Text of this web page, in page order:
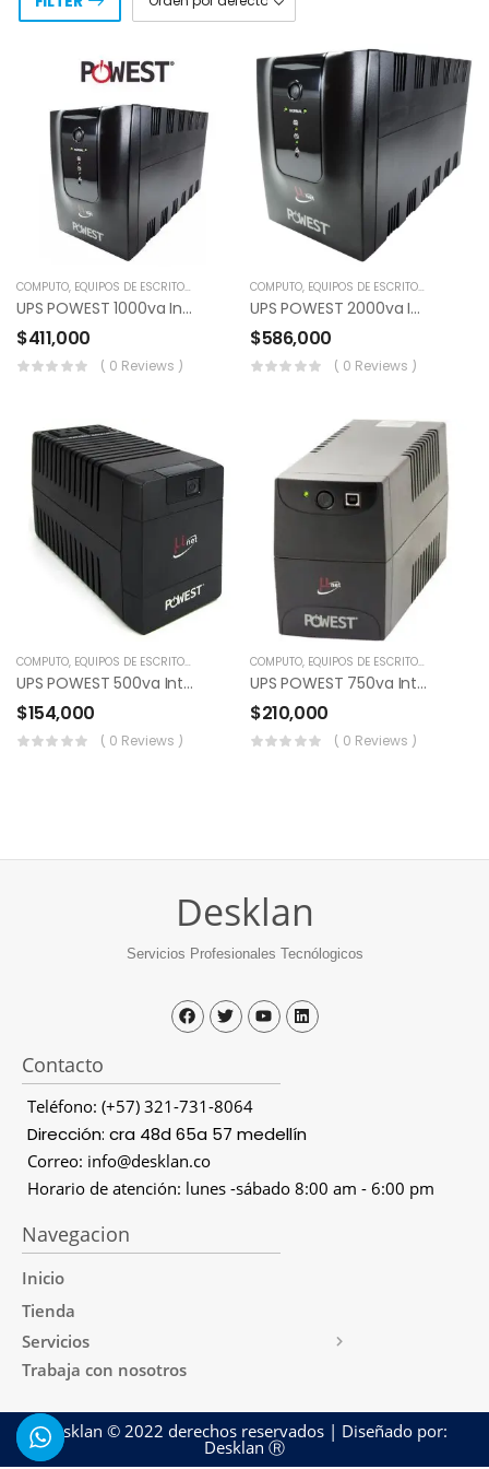
COMPUTO, EQUIPOS DE ESCRITORIO RESPALDO DE ENERGÍA ,UNIVERSO ELECTRICO
UPS POWEST 1000va Interactiva
$411,000
( 0 Reviews )
COMPUTO, EQUIPOS DE ESCRITORIO
UPS POWEST 2000va Interactiva
$586,000
( 0 Reviews )
COMPUTO, EQUIPOS DE ESCRITORIO RESPALDO DE ENERGÍA ,UNIVERSO ELECTRICO
UPS POWEST 500va Interactiva
$154,000
( 0 Reviews )
COMPUTO, EQUIPOS DE ESCRITORIO
UPS POWEST 750va Interactiva
$210,000
( 0 Reviews )
Desklan
Servicios Profesionales Tecnólogicos
Contacto
Teléfono: (+57) 321-731-8064
Dirección: cra 48d 65a 57 medellín
Correo: info@desklan.co
Horario de atención: lunes -sábado 8:00 am - 6:00 pm
Navegacion
Inicio
Tienda
Servicios
Trabaja con nosotros
Desklan © 2022 derechos reservados | Diseñado por:
Desklan Ⓡ